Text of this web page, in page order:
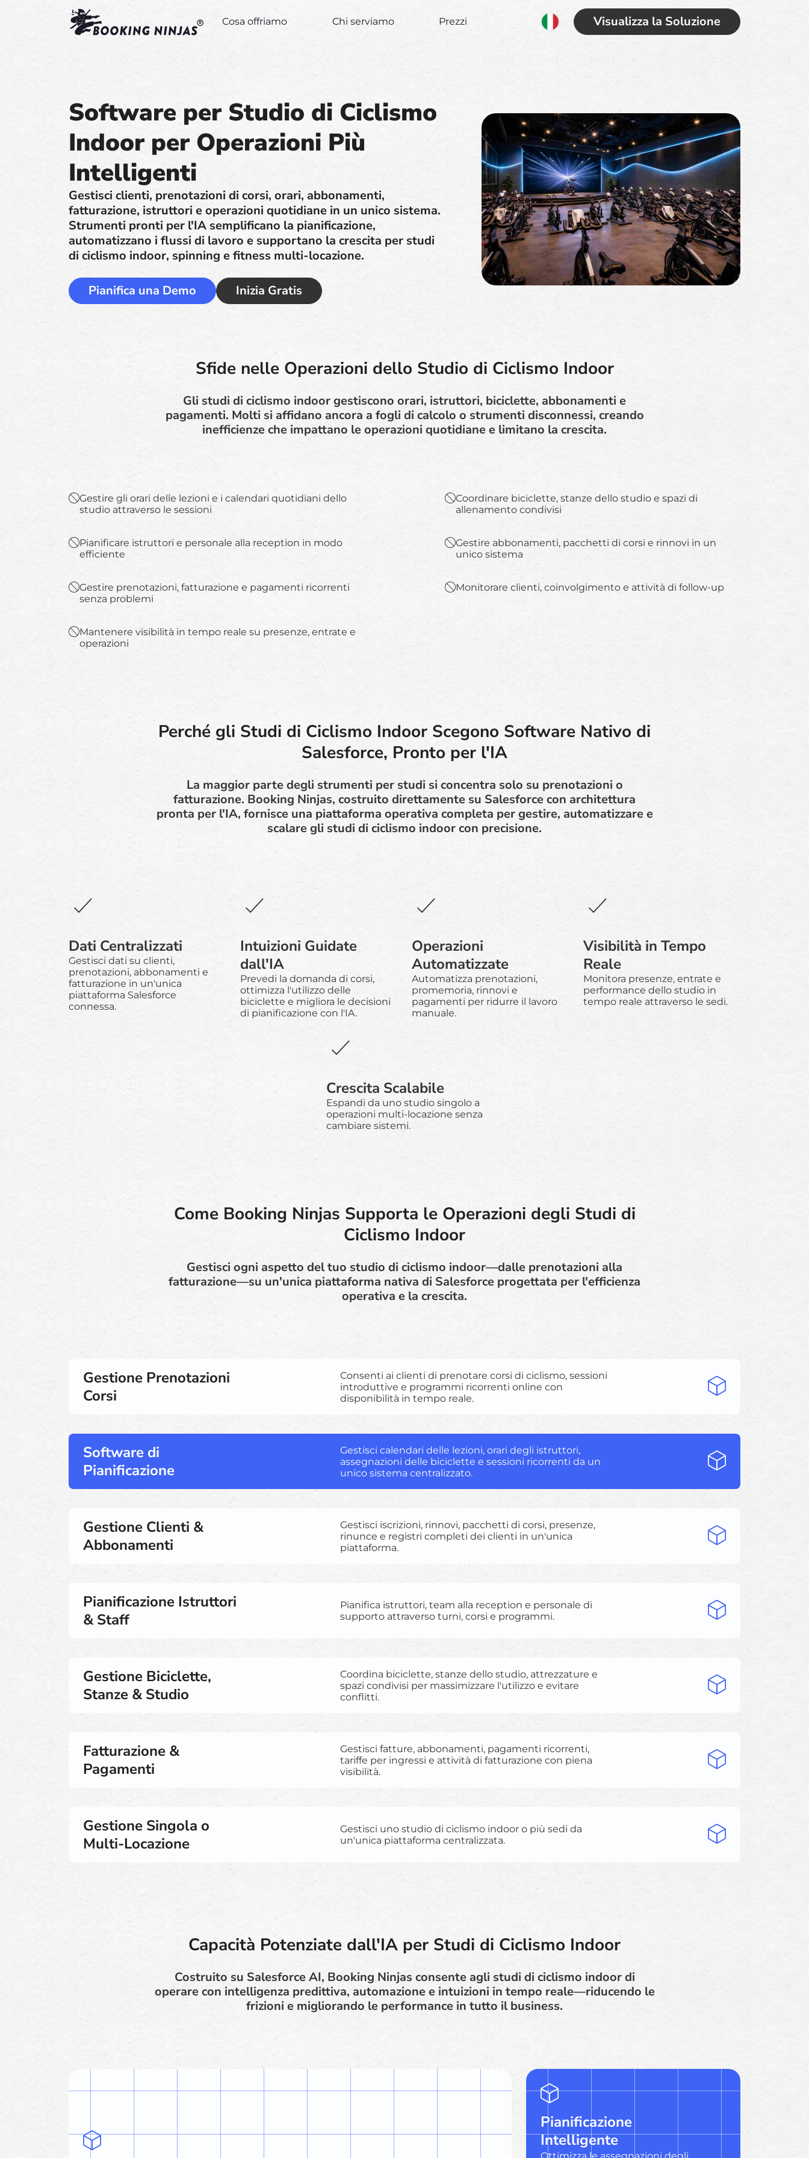
Visualizza la Soluzione
Cosa offriamo Chi serviamo Prezzi
Software per Studio di Ciclismo
Indoor per Operazioni Più
Intelligenti
Gestisci clienti, prenotazioni di corsi, orari, abbonamenti,
fatturazione, istruttori e operazioni quotidiane in un unico sistema.
Strumenti pronti per l'IA semplificano la pianificazione,
automatizzano i flussi di lavoro e supportano la crescita per studi
di ciclismo indoor, spinning e fitness multi-locazione.
Pianifica una Demo Inizia Gratis
Sfide nelle Operazioni dello Studio di Ciclismo Indoor
Gli studi di ciclismo indoor gestiscono orari, istruttori, biciclette, abbonamenti e
pagamenti. Molti si affidano ancora a fogli di calcolo o strumenti disconnessi, creando
inefficienze che impattano le operazioni quotidiane e limitano la crescita.
Gestire gli orari delle lezioni e i calendari quotidiani dello
studio attraverso le sessioni
Coordinare biciclette, stanze dello studio e spazi di
allenamento condivisi
Pianificare istruttori e personale alla reception in modo
efficiente
Gestire abbonamenti, pacchetti di corsi e rinnovi in un
unico sistema
Gestire prenotazioni, fatturazione e pagamenti ricorrenti
senza problemi
Monitorare clienti, coinvolgimento e attività di follow-up
Mantenere visibilità in tempo reale su presenze, entrate e
operazioni
Perché gli Studi di Ciclismo Indoor Scegono Software Nativo di
Salesforce, Pronto per l'IA
La maggior parte degli strumenti per studi si concentra solo su prenotazioni o
fatturazione. Booking Ninjas, costruito direttamente su Salesforce con architettura
pronta per l'IA, fornisce una piattaforma operativa completa per gestire, automatizzare e
scalare gli studi di ciclismo indoor con precisione.
Dati Centralizzati
Gestisci dati su clienti,
prenotazioni, abbonamenti e
fatturazione in un'unica
piattaforma Salesforce
connessa.
Intuizioni Guidate
dall'IA
Prevedi la domanda di corsi,
ottimizza l'utilizzo delle
biciclette e migliora le decisioni
di pianificazione con l'IA.
Operazioni
Automatizzate
Automatizza prenotazioni,
promemoria, rinnovi e
pagamenti per ridurre il lavoro
manuale.
Visibilità in Tempo
Reale
Monitora presenze, entrate e
performance dello studio in
tempo reale attraverso le sedi.
Crescita Scalabile
Espandi da uno studio singolo a
operazioni multi-locazione senza
cambiare sistemi.
Come Booking Ninjas Supporta le Operazioni degli Studi di
Ciclismo Indoor
Gestisci ogni aspetto del tuo studio di ciclismo indoor—dalle prenotazioni alla
fatturazione—su un'unica piattaforma nativa di Salesforce progettata per l'efficienza
operativa e la crescita.
Gestione Prenotazioni
Corsi
Consenti ai clienti di prenotare corsi di ciclismo, sessioni
introduttive e programmi ricorrenti online con
disponibilità in tempo reale.
Software di
Pianificazione
Gestisci calendari delle lezioni, orari degli istruttori,
assegnazioni delle biciclette e sessioni ricorrenti da un
unico sistema centralizzato.
Gestione Clienti &
Abbonamenti
Gestisci iscrizioni, rinnovi, pacchetti di corsi, presenze,
rinunce e registri completi dei clienti in un'unica
piattaforma.
Pianificazione Istruttori
& Staff
Pianifica istruttori, team alla reception e personale di
supporto attraverso turni, corsi e programmi.
Gestione Biciclette,
Stanze & Studio
Coordina biciclette, stanze dello studio, attrezzature e
spazi condivisi per massimizzare l'utilizzo e evitare
conflitti.
Fatturazione &
Pagamenti
Gestisci fatture, abbonamenti, pagamenti ricorrenti,
tariffe per ingressi e attività di fatturazione con piena
visibilità.
Gestione Singola o
Multi-Locazione
Gestisci uno studio di ciclismo indoor o più sedi da
un'unica piattaforma centralizzata.
Capacità Potenziate dall'IA per Studi di Ciclismo Indoor
Costruito su Salesforce AI, Booking Ninjas consente agli studi di ciclismo indoor di
operare con intelligenza predittiva, automazione e intuizioni in tempo reale—riducendo le
frizioni e migliorando le performance in tutto il business.
Pianificazione
Intelligente